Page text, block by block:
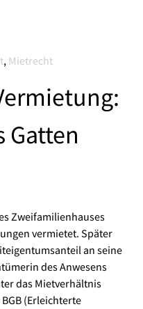
, Mietrecht
Gatten
Zweifamilienhauses
vermietet. Später
an seine
des Anwesens
das Mietverhältnis
(Erleichterte